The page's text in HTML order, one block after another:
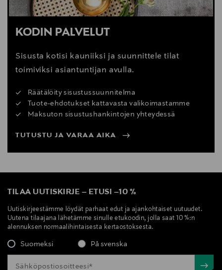
KODIN PALVELUT
Sisusta kotisi kauniiksi ja suunnittele tilat
toimiviksi asiantuntijan avulla.
Räätälöity sisustussuunnitelma
Tuote-ehdotukset kattavasta valikoimastamme
Maksuton sisustushankintojen yhteydessä
TUTUSTU JA VARAA AIKA
TILAA UUTISKIRJE – ETUSI –10 %
Uutiskirjeestämme löydät parhaat edut ja ajankohtaiset uutuudet.
Uutena tilaajana lähetämme sinulle etukoodin, jolla saat 10 %:n
alennuksen normaalihintaisesta kertaostoksesta.
Suomeksi På svenska